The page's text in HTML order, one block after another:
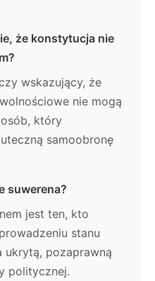
że konstytucja nie
wskazujący, że
nie mogą
który
samoobronę
suwerena?
jest ten, kto
stanu
pozaprawną
politycznej.